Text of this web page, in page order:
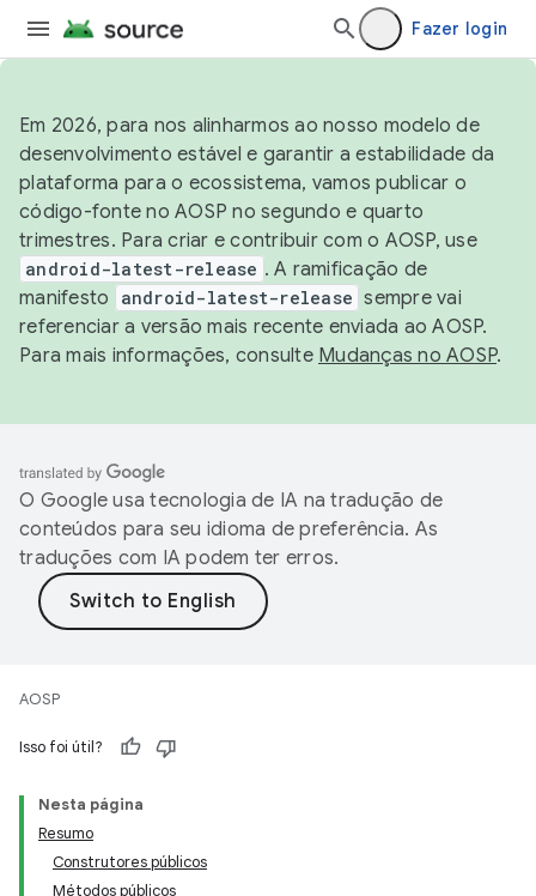
Fazer login
Em 2026, para nos alinharmos ao nosso modelo de
desenvolvimento estável e garantir a estabilidade da
plataforma para o ecossistema, vamos publicar o
código-fonte no AOSP no segundo e quarto
trimestres. Para criar e contribuir com o AOSP, use
android-latest-release . A ramificação de
manifesto
android-latest-release sempre vai
referenciar a versão mais recente enviada ao AOSP.
Para mais informações, consulte Mudanças no AOSP.
O Google usa tecnologia de IA na tradução de
conteúdos para seu idioma de preferência. As
traduções com IA podem ter erros.
AOSP
Isso foi útil?
Nesta página
Resumo
Construtores públicos
Métodos públicos